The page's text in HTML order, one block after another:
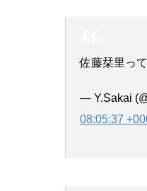
佐藤栞里っ
— Y.Sakai
08:05:37